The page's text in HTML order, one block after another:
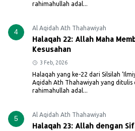
rahimahullah adal...
4 Al Aqidah Ath Thahawiyah
Halaqah 22: Allah Maha
Kesusahan
3 Feb, 2026
Halaqah yang ke-22 dari Silsilah
Aqidah Ath Thahawiyah yang
rahimahullah adal...
5 Al Aqidah Ath Thahawiyah
Halaqah 23: Allah dengan